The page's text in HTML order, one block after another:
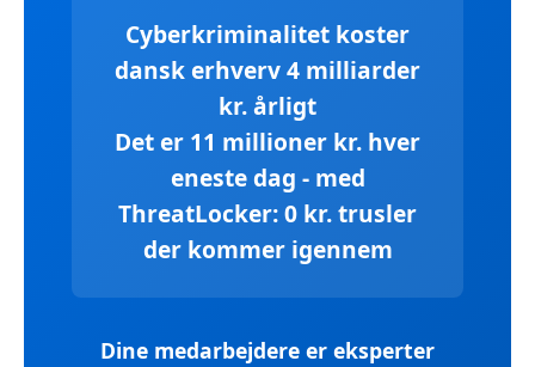
Cyberkriminalitet koster
dansk erhverv 4 milliarder
kr. årligt
Det er 11 millioner kr. hver
eneste dag - med
ThreatLocker: 0 kr. trusler
der kommer igennem
Dine medarbejdere er eksperter